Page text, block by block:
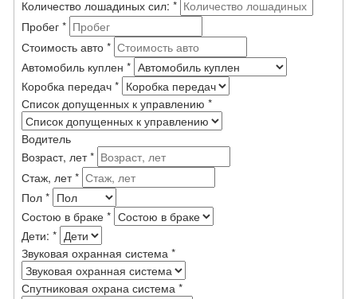
Количество лошадиных сил: *
Пробег *
Стоимость авто *
Автомобиль куплен *
Коробка передач *
Список допущенных к управлению *
Водитель
Возраст, лет*
Стаж, лет*
Пол *
Состою в браке *
Дети: *
Звуковая охранная система *
Спутниковая охрана система *